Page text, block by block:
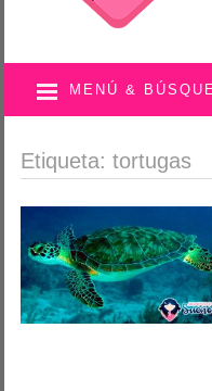
MENÚ &
Etiqueta: tortugas